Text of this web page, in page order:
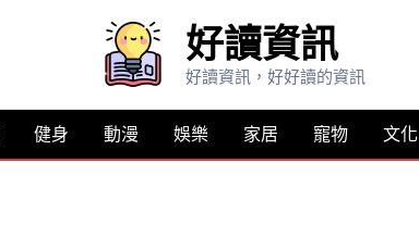
好讀資訊
好讀資訊，好好讀的資訊
健身 動漫 娛樂 家居 寵物 文化